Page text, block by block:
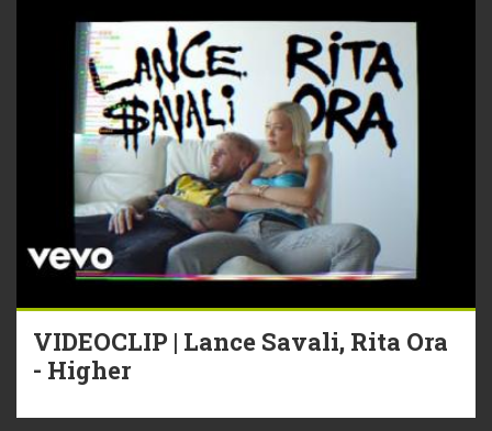
VIDEOCLIP | Lance Savali, Rita Ora
- Higher